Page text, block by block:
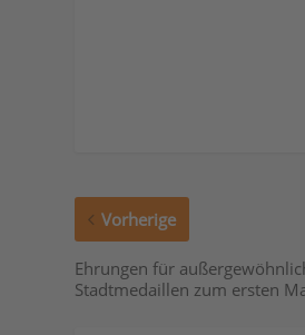
Vorherige
Ehrungen für
Stadtmedaillen zum ersten